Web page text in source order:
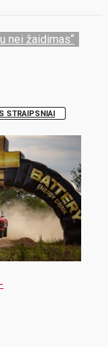
nei žaidimas“
STRAIPSNIAI